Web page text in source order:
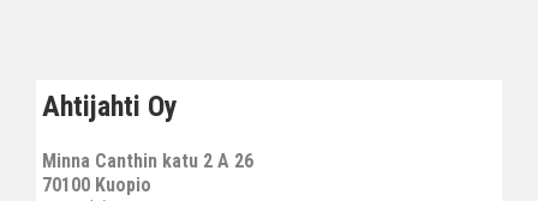
Ahtijahti Oy
Minna Canthin katu 2 A 26
70100 Kuopio